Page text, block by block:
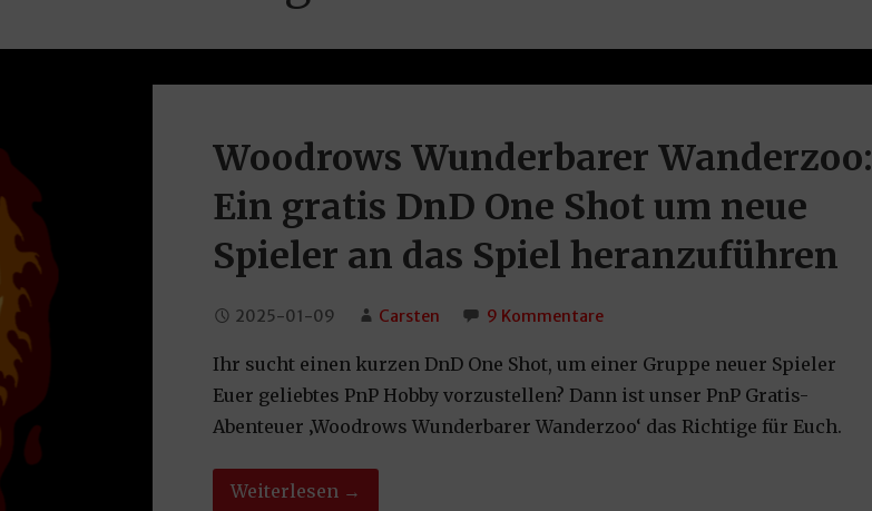
Woodrows Wunderbarer Wanderzoo:
Ein gratis DnD One Shot um neue
Spieler an das Spiel heranzuführen
2025-01-09 Carsten 9 Kommentare
Ihr sucht einen kurzen DnD One Shot, um einer Gruppe neuer Spieler
Euer geliebtes PnP Hobby vorzustellen? Dann ist unser PnP Gratis-
Abenteuer ‚Woodrows Wunderbarer Wanderzoo‘ das Richtige für Euch.
Weiterlesen →